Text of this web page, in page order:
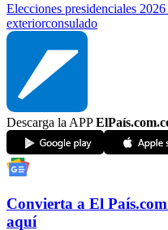
Elecciones presidenciales
exteriorconsulado
Descarga la APP
Convierta a El País
aquí